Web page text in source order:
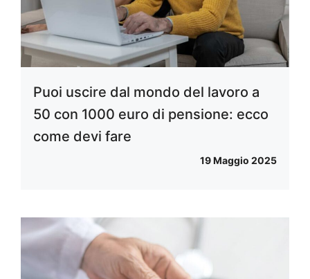
Puoi uscire dal mondo del lavoro a
50 con 1000 euro di pensione: ecco
come devi fare
19 Maggio 2025